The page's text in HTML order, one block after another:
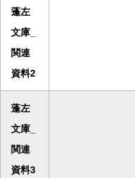
蓬左
文庫_
関連
資料2
蓬左
文庫_
関連
資料3